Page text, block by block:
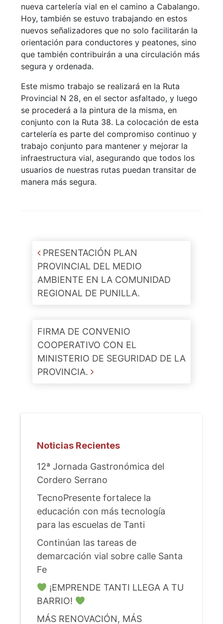
nueva cartelería vial en el camino a Cabalango.
Hoy, también se estuvo trabajando en estos
nuevos señalizadores que no solo facilitarán la
orientación para conductores y peatones, sino
que también contribuirán a una circulación más
segura y ordenada.
Este mismo trabajo se realizará en la Ruta
Provincial N 28, en el sector asfaltado, y luego
se procederá a la pintura de la misma, en
conjunto con la Ruta 38. La colocación de esta
cartelería es parte del compromiso continuo y
trabajo conjunto para mantener y mejorar la
infraestructura vial, asegurando que todos los
usuarios de nuestras rutas puedan transitar de
manera más segura.
Post navigation
PRESENTACIÓN PLAN
PROVINCIAL DEL MEDIO
AMBIENTE EN LA COMUNIDAD
REGIONAL DE PUNILLA.
FIRMA DE CONVENIO
COOPERATIVO CON EL
MINISTERIO DE SEGURIDAD DE LA
PROVINCIA.
Noticias Recientes
12ª Jornada Gastronómica del
Cordero Serrano
TecnoPresente fortalece la
educación con más tecnología
para las escuelas de Tanti
Continúan las tareas de
demarcación vial sobre calle Santa
Fe
¡EMPRENDE TANTI LLEGA A TU
BARRIO!
MÁS RENOVACIÓN, MÁS